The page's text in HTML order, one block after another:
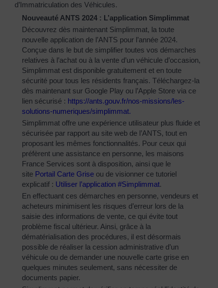
d’Immatriculation des Véhicules.
Nouveauté ANTS 2024 : L’application Simplimmat
Découvrez dès maintenant Simplimmat, la toute
nouvelle application de l’ANTS pour l’année 2024.
Conçue dans le but de simplifier toutes vos démarches
relatives à l’achat ou à la vente d’un véhicule d’occasion,
Simplimmat est disponible gratuitement et en toute
sécurité pour tous les résidents français. Téléchargez-la
dès maintenant sur Google Play ou l’Apple Store via ce
lien sécurisé : https://ants.gouv.fr/nos-missions/les-
solutions-numeriques/simplimmat.
Simplimmat offre une expérience utilisateur plus fluide et
sécurisée par rapport au site web de l’ANTS, tout en
proposant les mêmes fonctionnalités. Pour ceux qui
préfèrent une assistance en personne, les maisons
France Services sont à disposition, ainsi que le
site Portail Carte Grise ou de visionner ce tutoriel
explicatif : Utiliser l’application #Simplimmat.
En effectuant ces démarches en personne, vendeurs et
acheteurs minimisent les risques d’erreur lors de la
saisie des informations de vente, ce qui évite tout
problème fiscal ultérieur. Ainsi, grâce à la
dématérialisation des procédures, il est désormais
possible de réaliser la cession administrative d’un
véhicule ou de demander une nouvelle carte grise en
quelques minutes seulement, sans nécessiter de
documents papier.